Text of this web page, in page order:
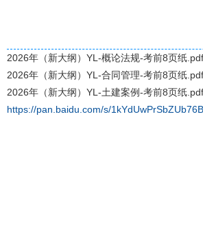
2026年（新大纲）YL-概论法规-考前8页纸.pdf
2026年（新大纲）YL-合同管理-考前8页纸.pdf
2026年（新大纲）YL-土建案例-考前8页纸.pdf
https://pan.baidu.com/s/